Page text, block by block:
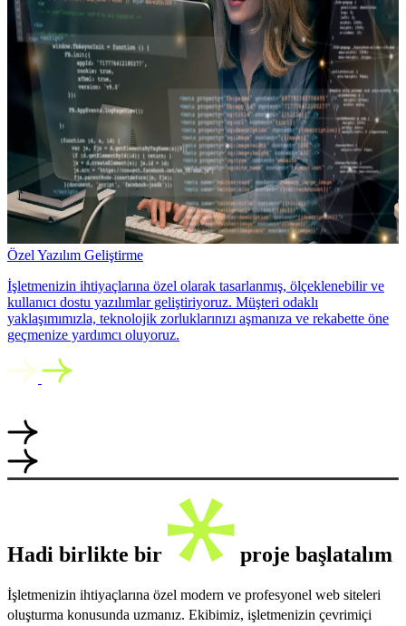
Özel Yazılım Geliştirme
İşletmenizin ihtiyaçlarına özel olarak tasarlanmış, ölçeklenebilir ve
kullanıcı dostu yazılımlar geliştiriyoruz. Müşteri odaklı
yaklaşımımızla, teknolojik zorluklarınızı aşmanıza ve rekabette öne
geçmenize yardımcı oluyoruz.
Hadi birlikte bir proje başlatalım
İşletmenizin ihtiyaçlarına özel modern ve profesyonel web siteleri
oluşturma konusunda uzmanız. Ekibimiz, işletmenizin çevrimiçi